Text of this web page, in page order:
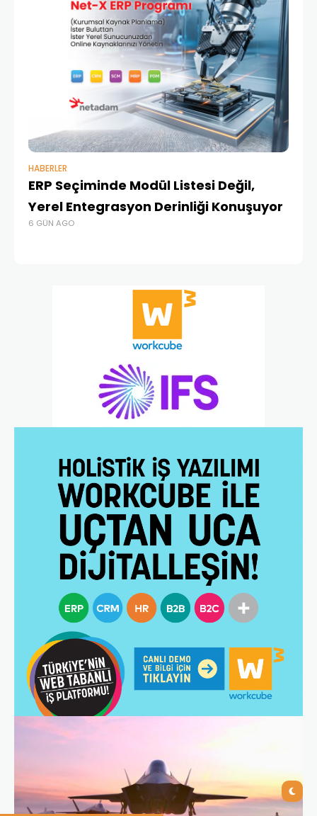
HABERLER
ERP Seçiminde Modül Listesi Değil,
Yerel Entegrasyon Derinliği Konuşuyor
6 GÜN AGO